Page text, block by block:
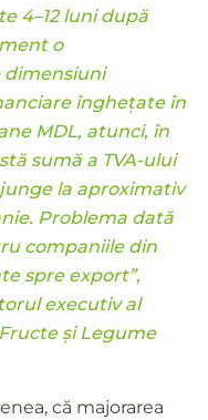
4–12 luni după
o
înghețate în
MDL, atunci, în
sumă a TVA-ului
la aproximativ
Problema dată
companiile din
spre export”,
executiv al
și Legume
că majorarea